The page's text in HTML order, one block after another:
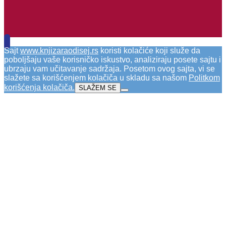
Sajtwww.knjizaraodisej.rs koristi kolačiće koji služe da
poboljšaju vaše korisničko iskustvo, analiziraju posete sajtu i
ubrzaju vam učitavanje sadržaja. Posetom ovog sajta, vi se
slažete sa korišćenjem kolačiča u skladu sa našom Politkom
korišćenja kolačiča. SLAŽEM SE